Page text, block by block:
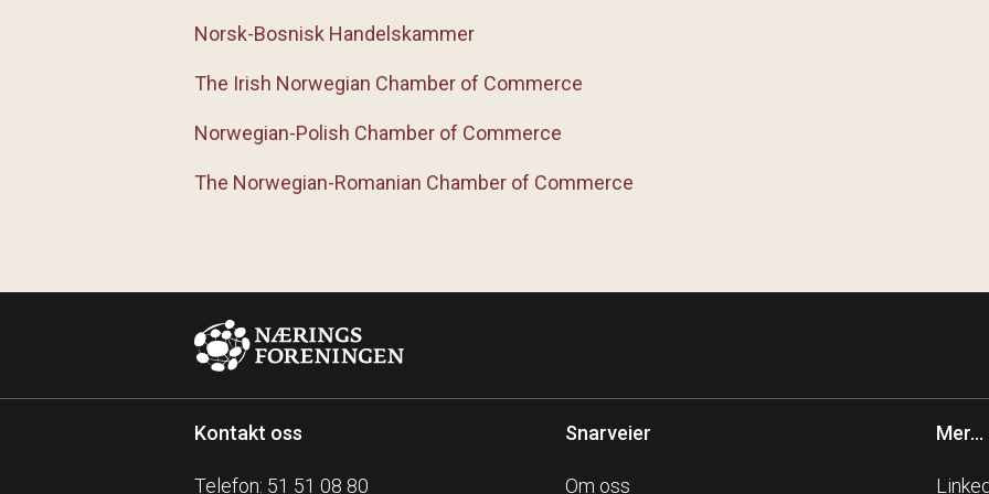
Norsk-Bosnisk Handelskammer
The Irish Norwegian Chamber of Commerce
Norwegian-Polish Chamber of Commerce
The Norwegian-Romanian Chamber of Commerce
Kontakt oss
Telefon: 51 51 08 80
Snarveier
Om oss
Mer...